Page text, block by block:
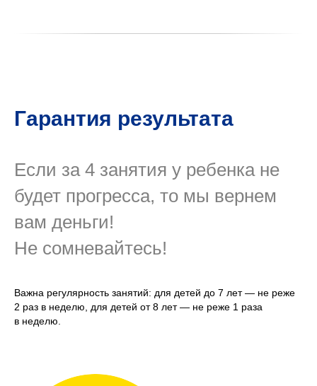
Гарантия результата
Если за 4 занятия у ребенка не
будет прогресса, то мы вернем
вам деньги!
Не сомневайтесь!
Важна регулярность занятий: для детей до 7 лет — не реже
2 раз в неделю, для детей от 8 лет — не реже 1 раза
в неделю.